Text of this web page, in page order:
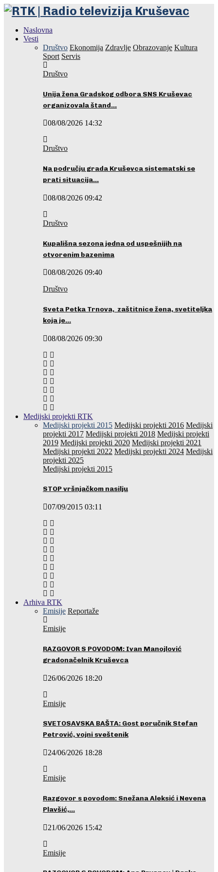
Naslovna
Vesti
Društvo Ekonomija Zdravlje Obrazovanje Kultura
Sport Servis
Društvo
Unija žena Gradskog odbora SNS Kruševac
organizovala štand…
08/08/2026 14:32
Društvo
Na području grada Kruševca sistematski se
prati situacija…
08/08/2026 09:42
Društvo
Kupališna sezona jedna od uspešnijih na
otvorenim bazenima
08/08/2026 09:40
Društvo
Sveta Petka Trnova, zaštitnice žena, svetiteljka
koja je…
08/08/2026 09:30
Medijski projekti RTK
Medijski projekti 2015 Medijski projekti 2016 Medijski
projekti 2017 Medijski projekti 2018 Medijski projekti
2019 Medijski projekti 2020 Medijski projekti 2021
Medijski projekti 2022 Medijski projekti 2024 Medijski
projekti 2025
Medijski projekti 2015
STOP vršnjačkom nasilju
07/09/2015 03:11
Arhiva RTK
Emisije Reportaže
Emisije
RAZGOVOR S POVODOM: Ivan Manojlović
gradonačelnik Kruševca
26/06/2026 18:20
Emisije
SVETOSAVSKA BAŠTA: Gost poručnik Stefan
Petrović, vojni sveštenik
24/06/2026 18:28
Emisije
Razgovor s povodom: Snežana Aleksić i Nevena
Plavšić,…
21/06/2026 15:42
Emisije